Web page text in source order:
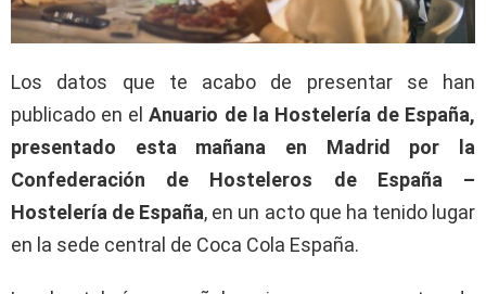
Los datos que te acabo de presentar se han
publicado en elAnuario de la Hostelería de España,
presentado esta mañana en Madrid por la
Confederación de Hosteleros de España –
Hostelería de España, en un acto que ha tenido lugar
en la sede central de Coca Cola España.